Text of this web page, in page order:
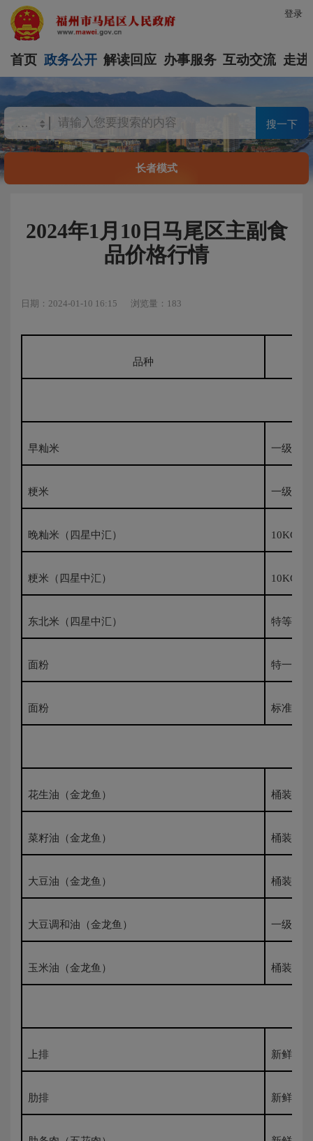
登录
首页 政务公开 解读回应 办事服务 互动交流 走进
搜一下
长者模式
2024年1月10日马尾区主副食
品价格行情
日期：2024-01-10 16:15 浏览量：183
品种
早籼米 一级
粳米 一级
晚籼米（四星中汇） 10KG袋
粳米（四星中汇） 10KG袋
东北米（四星中汇） 特等
面粉 特一粉
面粉 标准粉
花生油（金龙鱼） 桶装一
菜籽油（金龙鱼） 桶装一
大豆油（金龙鱼） 桶装一
大豆调和油（金龙鱼） 一级桶
玉米油（金龙鱼） 桶装一
上排 新鲜
肋排 新鲜